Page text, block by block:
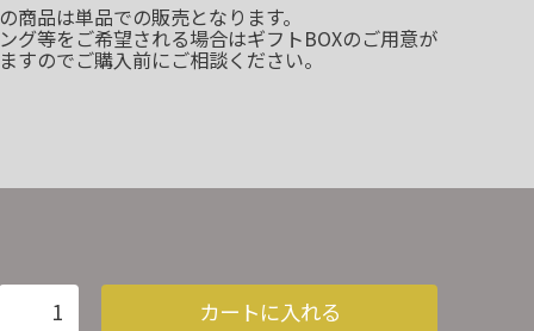
商品は単品での販売となります。
グ等をご希望される場合はギフトBOXのご用意が
すのでご購入前にご相談ください。
カートに入れる